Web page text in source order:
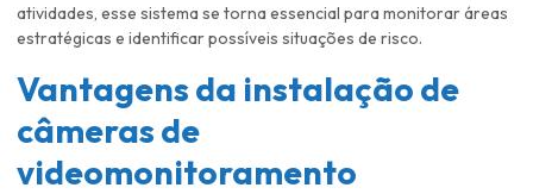
atividades, esse sistema se torna essencial para monitorar áreas
estratégicas e identificar possíveis situações de risco.
Vantagens da instalação de
câmeras de
videomonitoramento